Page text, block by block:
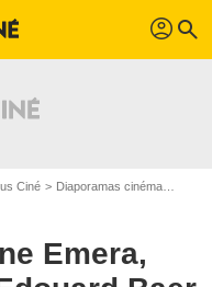
profil search
Ciné Diaporamas cinéma
Emera,